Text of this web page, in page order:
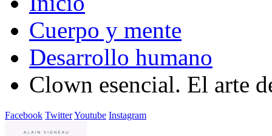
Cuerpo y mente
Desarrollo humano
Clown esencial. El arte
Facebook TwitterYoutube Instagram